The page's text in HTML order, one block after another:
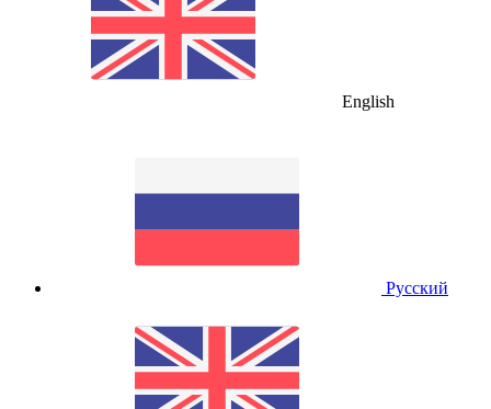
English
Русский